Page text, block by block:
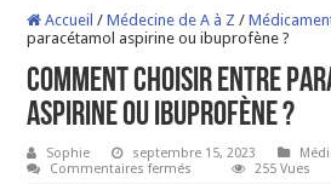
Accueil / Médecine de A à Z /
paracétamol aspirine ou ibuprofène ?
Comment choisir entre
aspirine ou ibuprofène ?
Sophie septembre 15, 2023
Commentaires fermés
255 Vues